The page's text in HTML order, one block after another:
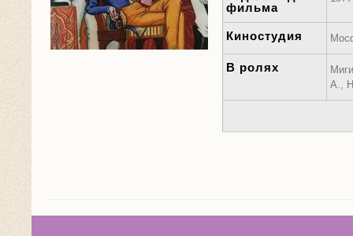
фильма
Киностудия
В ролях
А.,